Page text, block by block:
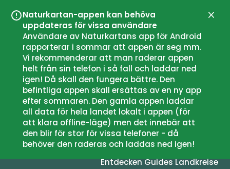
Naturkartan-appen kan behöva
uppdateras för vissa användare
Användare av Naturkartans app för Android
rapporterar i sommar att appen är seg mm.
Vi rekommenderar att man raderar appen
helt från sin telefon i så fall och laddar ned
igen! Då skall den fungera bättre. Den
befintliga appen skall ersättas av en ny app
efter sommaren. Den gamla appen laddar
all data för hela landet lokalt i appen (för
att klara offline-läge) men det innebär att
den blir för stor för vissa telefoner - då
behöver den raderas och laddas ned igen!
EntdeckenGuidesLandkreise